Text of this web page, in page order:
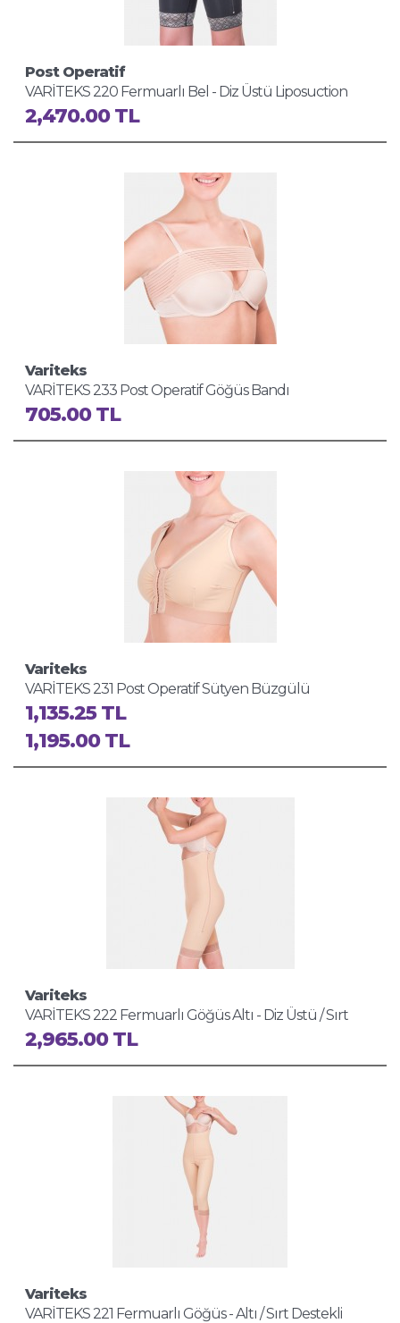
Post Operatif
VARİTEKS 220 Fermuarlı Bel - Diz Üstü Liposuction
Korse
2,470.00 TL
Variteks
VARİTEKS 233 Post Operatif Göğüs Bandı
705.00 TL
Variteks
VARİTEKS 231 Post Operatif Sütyen Büzgülü
1,135.25 TL
1,195.00 TL
Variteks
VARİTEKS 222 Fermuarlı Göğüs Altı - Diz Üstü / Sırt
Destekli Liposuction Korsee
2,965.00 TL
Variteks
VARİTEKS 221 Fermuarlı Göğüs - Altı / Sırt Destekli